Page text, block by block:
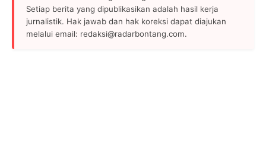
Setiap berita yang dipublikasikan adalah hasil kerja
jurnalistik. Hak jawab dan hak koreksi dapat diajukan
melalui email: redaksi@radarbontang.com.